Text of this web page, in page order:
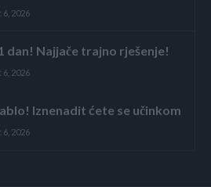
2026
dan! Najjače trajno rješenje!
2026
Iznenadit ćete se učinkom
2026